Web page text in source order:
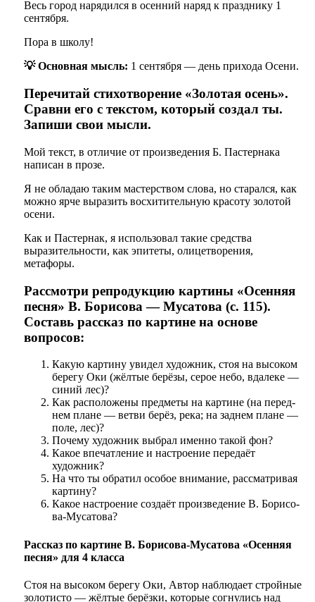
Весь город нарядился в осенний наряд к празднику 1
сентября.
Пора в школу!
💡 Основная мысль: 1 сентября — день прихода Осени.
Перечитай стихотворение «Золотая осень».
Сравни его с текстом, который создал ты.
Запиши свои мысли.
Мой текст, в отличие от произведения Б. Пастернака
написан в прозе.
Я не обладаю таким мастерством слова, но старался, как
можно ярче выразить восхитительную красоту золотой
осени.
Как и Пастернак, я использовал такие средства
выразительности, как эпитеты, олицетворения,
метафоры.
Рассмотри репродукцию картины «Осенняя
песня» В. Борисова — Мусатова (с. 115).
Составь рассказ по картине на основе
вопросов:
Какую картину увидел художник, стоя на высоком
берегу Оки (жёлтые берёзы, серое небо, вдалеке —
си­ний лес)?
Как расположены предметы на картине (на перед­
нем плане — ветви берёз, река; на заднем плане —
поле, лес)?
Почему художник выбрал именно такой фон?
Какое впечатление и настроение передаёт
художник?
На что ты обратил особое внимание, рассматривая
картину?
Какое настроение создаёт произведение В. Борисо­
ва-Мусатова?
Рассказ по картине В. Борисова-Мусатова «Осенняя
песня» для 4 класса
Стоя на высоком берегу Оки, Автор наблюдает стройные
золотисто — жёлтые берёзки, которые согнулись над